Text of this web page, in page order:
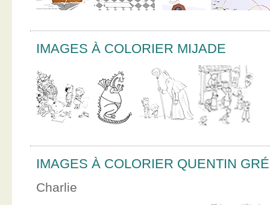
IMAGES À COLORIER MIJADE
IMAGES À COLORIER QUENTIN
Charlie